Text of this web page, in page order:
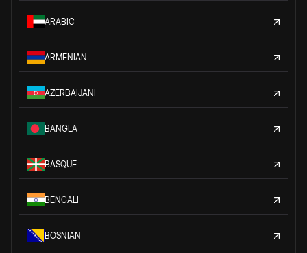
ARABIC
ARMENIAN
AZERBAIJANI
BANGLA
BASQUE
BENGALI
BOSNIAN